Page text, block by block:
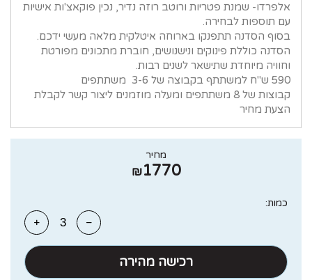
אלפרדו- שמנת פטריות ורוטב רוזה נדיר, נכין פוקאצ'ות אישיות
עם תוספות לבחירה.
בסוף הסדנה תתפנקו בארוחה איטלקית מלאה מעשי ידכם.
הסדנה כוללת פינוקים ונישנושים, חוברת מתכונים מפורטת
וחוויה מיוחדת שתישאר לשנים רבות.
590 ש"ח למשתתף בקבוצה של 3-6 משתתפים
קבוצות של 8 משתתפים ומעלה מוזמנים ליצור קשר לקבלת
הצעת מחיר
מחיר
1770
₪
כמות:
רכישה מהירה